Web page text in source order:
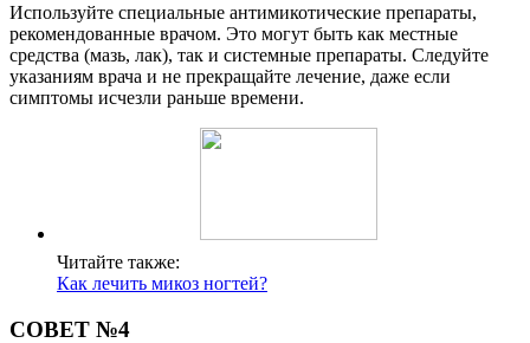
Используйте специальные антимикотические препараты,
рекомендованные врачом. Это могут быть как местные
средства (мазь, лак), так и системные препараты. Следуйте
указаниям врача и не прекращайте лечение, даже если
симптомы исчезли раньше времени.
Читайте также:
Как лечить микоз ногтей?
СОВЕТ №4